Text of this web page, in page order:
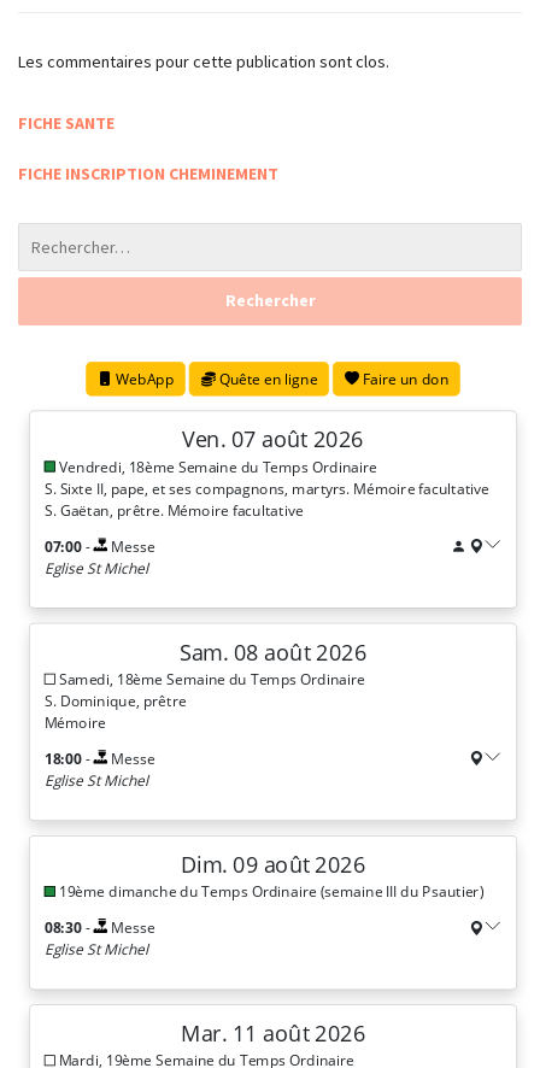
Les commentaires pour cette publication sont clos.
FICHE SANTE
FICHE INSCRIPTION CHEMINEMENT